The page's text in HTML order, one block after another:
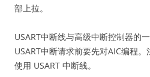
部上拉。
USART中断线与高级中断控制器的
USART中断请求前要先对AIC编程
使用 USART 中断线。